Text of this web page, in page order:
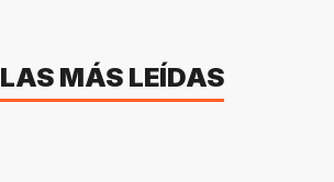
LAS MÁS LEÍDAS